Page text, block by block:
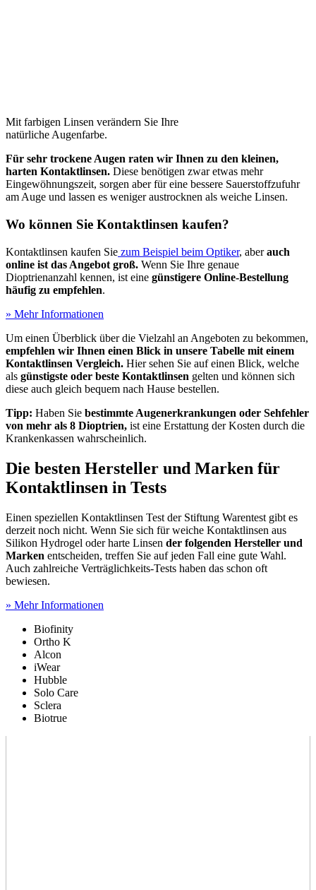
Mit farbigen Linsen verändern Sie Ihre
natürliche Augenfarbe.
Für sehr trockene Augen raten wir Ihnen zu den kleinen,
harten Kontaktlinsen. Diese benötigen zwar etwas mehr
Eingewöhnungszeit, sorgen aber für eine bessere Sauerstoffzufuhr
am Auge und lassen es weniger austrocknen als weiche Linsen.
Wo können Sie Kontaktlinsen kaufen?
Kontaktlinsen kaufen Sie zum Beispiel beim Optiker, aberauch
online ist das Angebot groß. Wenn Sie Ihre genaue
Dioptrienanzahl kennen, ist eine günstigere Online-Bestellung
häufig zu empfehlen.
» Mehr Informationen
Um einen Überblick über die Vielzahl an Angeboten zu bekommen,
empfehlen wir Ihnen einen Blick in unsere Tabelle mit einem
Kontaktlinsen Vergleich. Hier sehen Sie auf einen Blick, welche
als günstigste oder beste Kontaktlinsen gelten und können sich
diese auch gleich bequem nach Hause bestellen.
Tipp: Haben Sie bestimmte Augenerkrankungen oder Sehfehler
von mehr als 8 Dioptrien, ist eine Erstattung der Kosten durch die
Krankenkassen wahrscheinlich.
Die besten Hersteller und Marken für
Kontaktlinsen in Tests
Einen speziellen Kontaktlinsen Test der Stiftung Warentest gibt es
derzeit noch nicht. Wenn Sie sich für weiche Kontaktlinsen aus
Silikon Hydrogel oder harte Linsen der folgenden Hersteller und
Marken entscheiden, treffen Sie auf jeden Fall eine gute Wahl.
Auch zahlreiche Verträglichkeits-Tests haben das schon oft
bewiesen.
» Mehr Informationen
Biofinity
Ortho K
Alcon
iWear
Hubble
Solo Care
Sclera
Biotrue